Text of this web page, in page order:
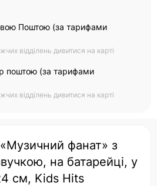
Поштою (за тарифами
відділень дивитися на карті
поштою (за тарифами
відділень дивитися на карті
фанат» з
на батарейці, у
см, Kids Hits